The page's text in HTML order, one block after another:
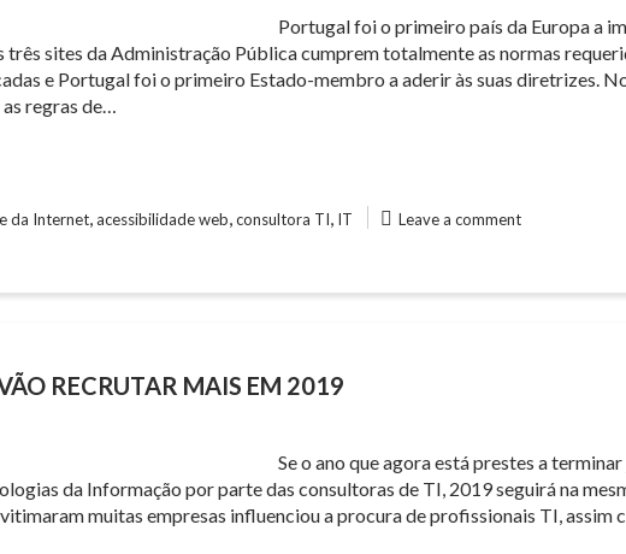
Portugal foi o primeiro país da Europa a
três sites da Administração Pública cumprem totalmente as normas
e Portugal foi o primeiro Estado-membro a aderir às suas diretrizes.
regras de…
da Internet,acessibilidade web,consultora TI, IT Leave a comment
RECRUTAR MAIS EM 2019
Se o ano que agora está prestes a
da Informação por parte das consultoras de TI, 2019 seguirá na
muitas empresas influenciou a procura de profissionais TI,